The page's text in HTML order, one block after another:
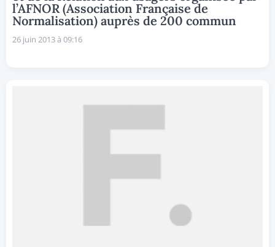
l’AFNOR (Association Française de
Normalisation) auprès de 200 commun
26 juin 2013 à 09:16